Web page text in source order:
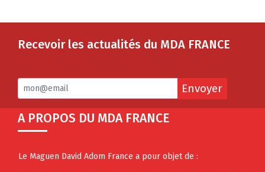
Recevoir les actualités du MDA FRANCE
Envoyer
A PROPOS DU MDA FRANCE
Le Maguen David Adom France a pour objet de :